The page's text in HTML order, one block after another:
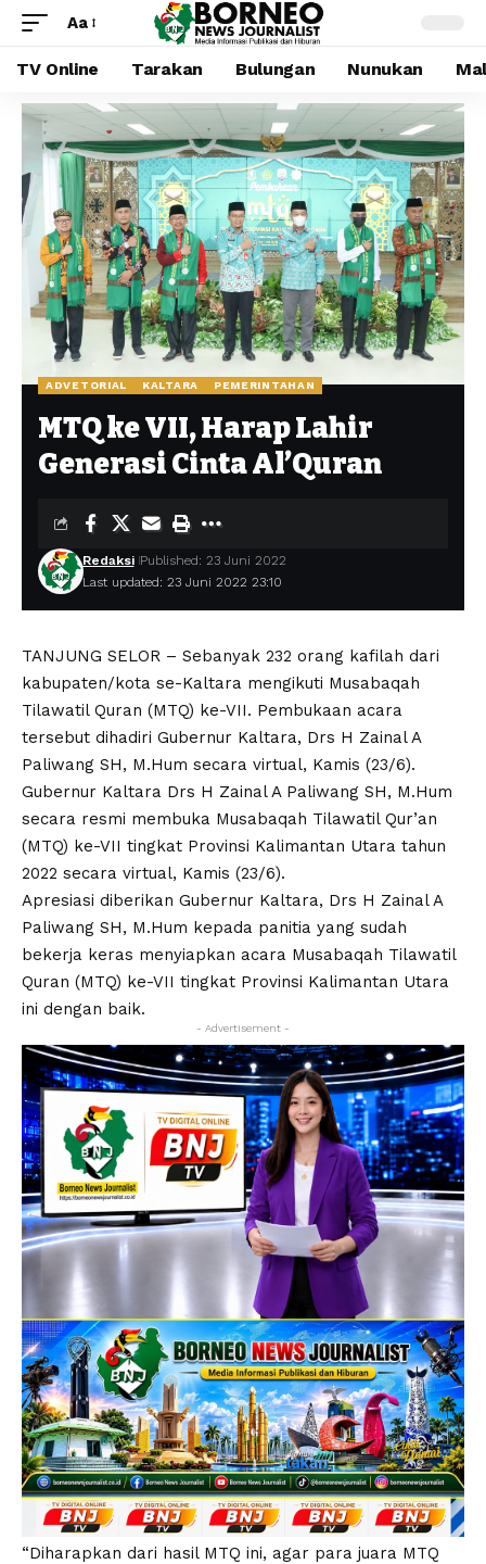
Aa
TV Online Tarakan Bulungan Nunukan
ADVETORIAL KALTARA PEMERINTAHAN
MTQ ke VII, Harap Lahir
Generasi Cinta Al’Quran
Last updated: 23 Juni 2022 23:10
Redaksi Published: 23 Juni 2022
TANJUNG SELOR – Sebanyak 232 orang kafilah dari
kabupaten/kota se-Kaltara mengikuti Musabaqah
Tilawatil Quran (MTQ) ke-VII. Pembukaan acara
tersebut dihadiri Gubernur Kaltara, Drs H Zainal A
Paliwang SH, M.Hum secara virtual, Kamis (23/6).
Gubernur Kaltara Drs H Zainal A Paliwang SH, M.Hum
secara resmi membuka Musabaqah Tilawatil Qur’an
(MTQ) ke-VII tingkat Provinsi Kalimantan Utara tahun
2022 secara virtual, Kamis (23/6).
Apresiasi diberikan Gubernur Kaltara, Drs H Zainal A
Paliwang SH, M.Hum kepada panitia yang sudah
bekerja keras menyiapkan acara Musabaqah Tilawatil
Quran (MTQ) ke-VII tingkat Provinsi Kalimantan Utara
ini dengan baik.
- Advertisement -
“Diharapkan dari hasil MTQ ini, agar para juara MTQ